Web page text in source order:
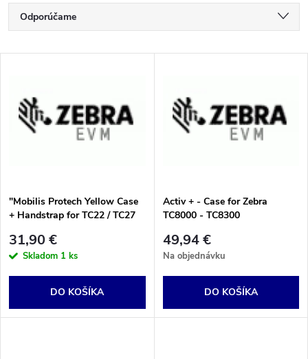
R
a
e
i
e
p
o
Odporúčame
Najpredávanejšie
Abecedne
ý
s
p
r
o
"Mobilis Protech Yellow Case
+ Handstrap for TC22 / TC27
31,90 €
Skladom 1 ks
DO KOŠÍKA
Activ + - Case for Zebra
TC8000 - TC8300
49,94 €
Na objednávku
DO KOŠÍKA